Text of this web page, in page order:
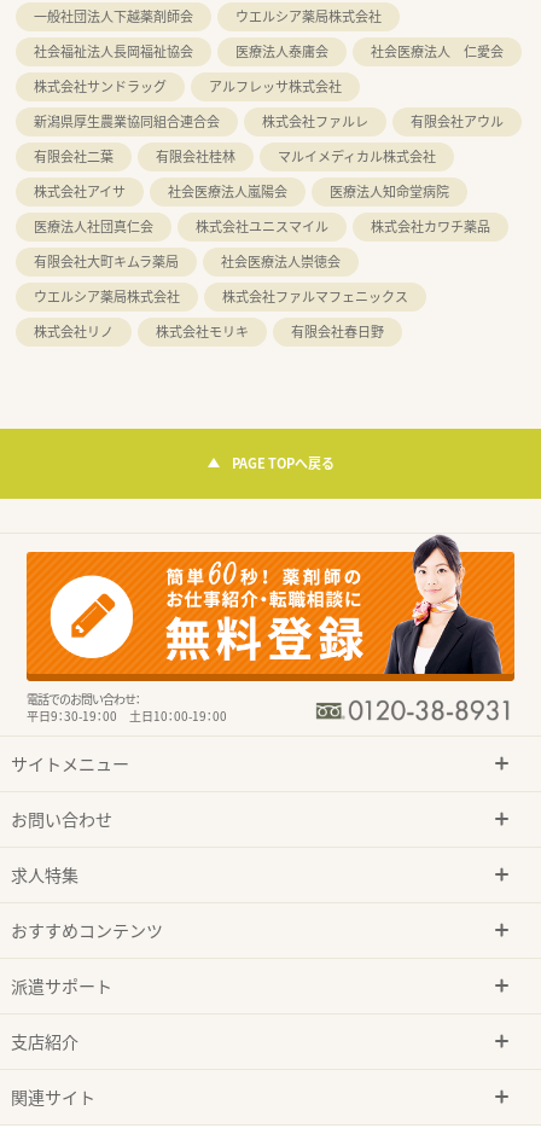
一般社団法人下越薬剤師会
ウエルシア薬局株式会社
社会福祉法人長岡福祉協会
医療法人泰庸会
社会医療法人 仁愛会
株式会社サンドラッグ
アルフレッサ株式会社
新潟県厚生農業協同組合連合会
株式会社ファルレ
有限会社アウル
有限会社二葉
有限会社桂林
マルイメディカル株式会社
株式会社アイサ
社会医療法人嵐陽会
医療法人知命堂病院
医療法人社団真仁会
株式会社ユニスマイル
株式会社カワチ薬品
有限会社大町キムラ薬局
社会医療法人崇徳会
ウエルシア薬局株式会社
株式会社ファルマフェニックス
株式会社リノ
株式会社モリキ 有限会社春日野
PAGE TOPへ戻る
電話でのお問い合わせ：
平日9：30-19：00 土日10：00-19：00
サイトメニュー
お問い合わせ
求人特集
おすすめコンテンツ
派遣サポート
支店紹介
関連サイト